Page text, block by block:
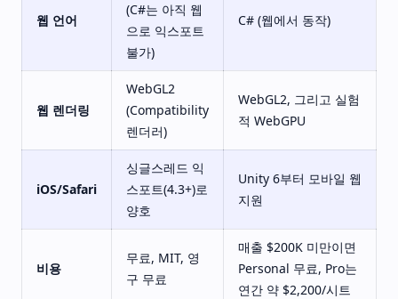
웹 언어
(C#는 아직 웹
으로 익스포트
불가)
C# (웹에서 동작)
웹 렌더링
WebGL2
(Compatibility
렌더러)
WebGL2, 그리고 실험
적 WebGPU
iOS/Safari
싱글스레드 익
스포트(4.3+)로
양호
Unity 6부터 모바일 웹
지원
비용
무료, MIT, 영
구 무료
매출 $200K 미만이면
Personal 무료, Pro는
연간 약 $2,200/시트